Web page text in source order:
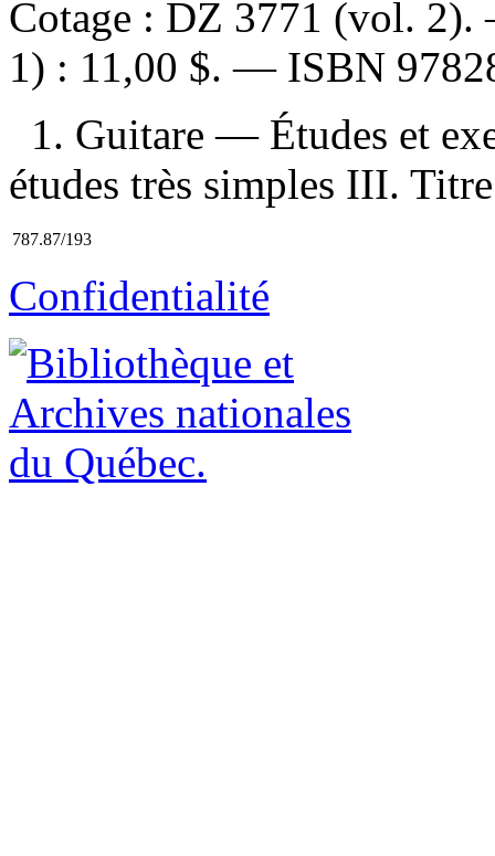
Cotage : DZ 3771 (vol.
1) : 11,00 $. — ISBN
1. Guitare — Études et
études très simples III.
787.87/193
Confidentialité